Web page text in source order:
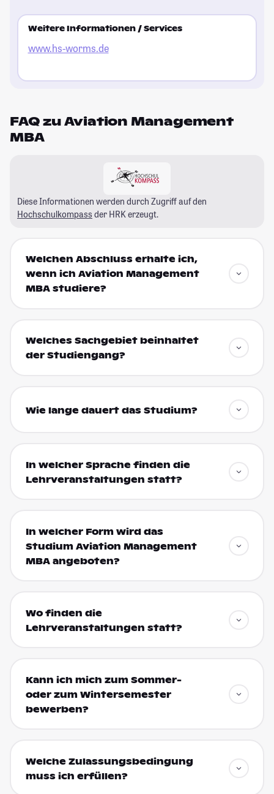
Weitere Informationen / Services
www.hs-worms.de
FAQ zu Aviation Management
MBA
Diese Informationen werden durch Zugriff auf den
Hochschulkompass der HRK erzeugt.
Welchen Abschluss erhalte ich,
wenn ich Aviation Management
MBA studiere?
Welches Sachgebiet beinhaltet
der Studiengang?
Wie lange dauert das Studium?
In welcher Sprache finden die
Lehrveranstaltungen statt?
In welcher Form wird das
Studium Aviation Management
MBA angeboten?
Wo finden die
Lehrveranstaltungen statt?
Kann ich mich zum Sommer-
oder zum Wintersemester
bewerben?
Welche Zulassungsbedingung
muss ich erfüllen?